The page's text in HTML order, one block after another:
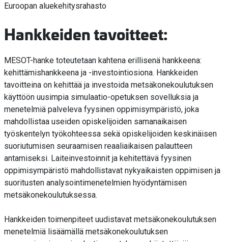
Euroopan aluekehitysrahasto
Hankkeiden tavoitteet:
MESOT-hanke toteutetaan kahtena erillisenä hankkeena:
kehittämishankkeena ja -investointiosiona. Hankkeiden
tavoitteina on kehittää ja investoida metsäkonekoulutuksen
käyttöön uusimpia simulaatio-opetuksen sovelluksia ja
menetelmiä palveleva fyysinen oppimisympäristö, joka
mahdollistaa useiden opiskelijoiden samanaikaisen
työskentelyn työkohteessa sekä opiskelijoiden keskinäisen
suoriutumisen seuraamisen reaaliaikaisen palautteen
antamiseksi. Laiteinvestoinnit ja kehitettävä fyysinen
oppimisympäristö mahdollistavat nykyaikaisten oppimisen ja
suoritusten analysointimenetelmien hyödyntämisen
metsäkonekoulutuksessa.
Hankkeiden toimenpiteet uudistavat metsäkonekoulutuksen
menetelmiä lisäämällä metsäkonekoulutuksen